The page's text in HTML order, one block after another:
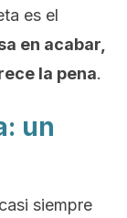
es el
en acabar,
la pena.
un
siempre